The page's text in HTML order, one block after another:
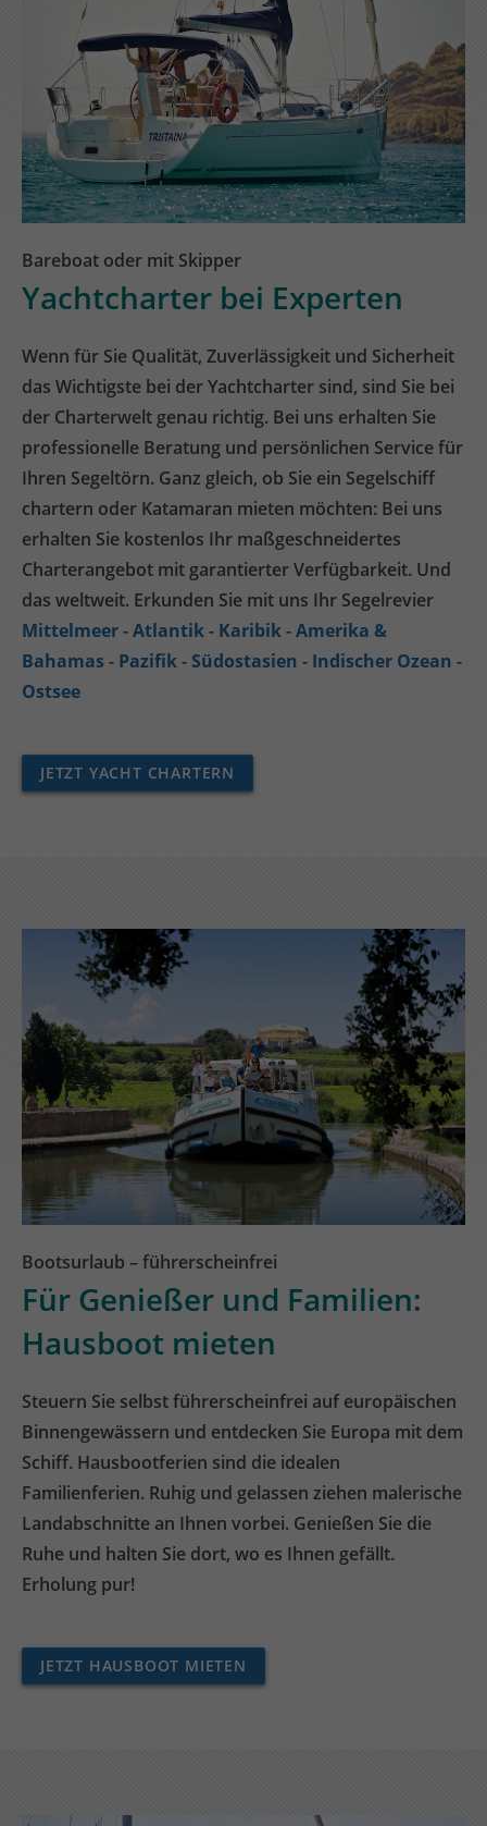
Bareboat oder mit Skipper
Yachtcharter bei Experten
Wenn für Sie Qualität, Zuverlässigkeit und Sicherheit
das Wichtigste bei der Yachtcharter sind, sind Sie bei
der Charterwelt genau richtig. Bei uns erhalten Sie
professionelle Beratung und persönlichen Service für
Ihren Segeltörn. Ganz gleich, ob Sie ein Segelschiff
chartern oder Katamaran mieten möchten: Bei uns
erhalten Sie kostenlos Ihr maßgeschneidertes
Charterangebot mit garantierter Verfügbarkeit. Und
das weltweit. Erkunden Sie mit uns Ihr Segelrevier
Mittelmeer-Atlantik- Karibik-Amerika &
Bahamas- Pazifik- Südostasien - Indischer Ozean -
Ostsee
JETZT YACHT CHARTERN
Bootsurlaub – führerscheinfrei
Für Genießer und Familien:
Hausboot mieten
Steuern Sie selbst führerscheinfrei auf europäischen
Binnengewässern und entdecken Sie Europa mit dem
Schiff. Hausbootferien sind die idealen
Familienferien. Ruhig und gelassen ziehen malerische
Landabschnitte an Ihnen vorbei. Genießen Sie die
Ruhe und halten Sie dort, wo es Ihnen gefällt.
Erholung pur!
JETZT HAUSBOOT MIETEN